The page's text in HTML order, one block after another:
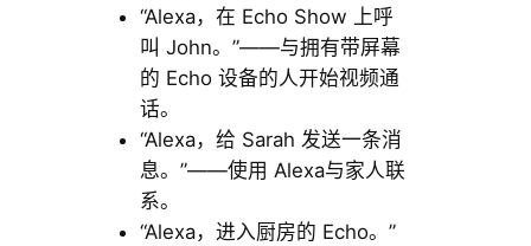
“Alexa，在 Echo Show 上呼
叫 John。”——与拥有带屏幕
的 Echo 设备的人开始视频通
话。
“Alexa，给 Sarah 发送一条消
息。”——使用 Alexa与家人联
系。
“Alexa，进入厨房的 Echo。”